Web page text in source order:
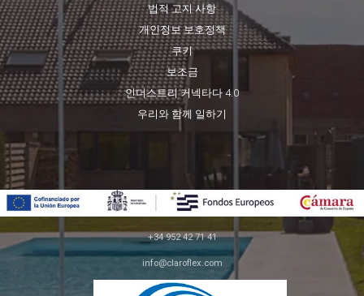
법적 고지 사항
개인정보 보호정책
쿠키
보조금
인더스트리 커넥타다 4.0
우리와 함께 일하기
+34 952 42 71 41
info@claroflex.com
C/ 호세 칼데론, 파르셀라 350 (apdo. 30)